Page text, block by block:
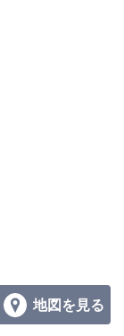
地図を見る